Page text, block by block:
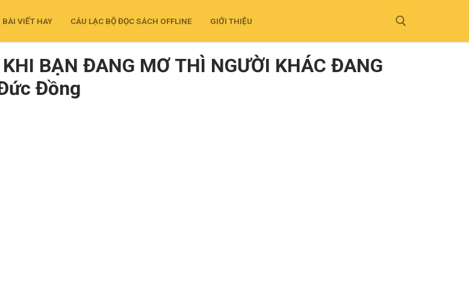
BÀI VIẾT HAY CÂU LẠC BỘ ĐỌC SÁCH OFFLINE GIỚI THIỆU
BẠN ĐANG MƠ THÌ NGƯỜI KHÁC ĐANG
Đồng